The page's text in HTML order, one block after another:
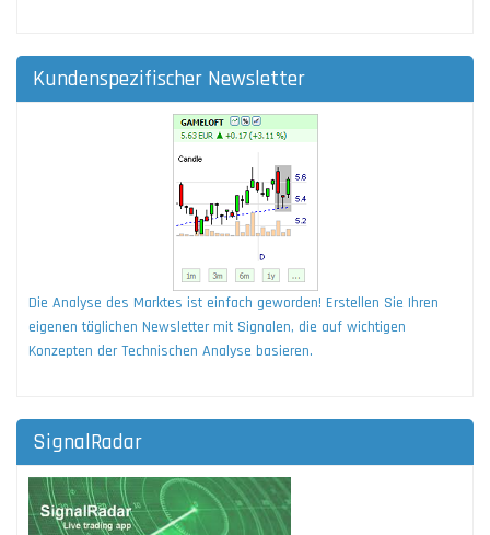
Kundenspezifischer Newsletter
Die Analyse des Marktes ist einfach geworden! Erstellen Sie Ihren
eigenen täglichen Newsletter mit Signalen, die auf wichtigen
Konzepten der Technischen Analyse basieren.
SignalRadar